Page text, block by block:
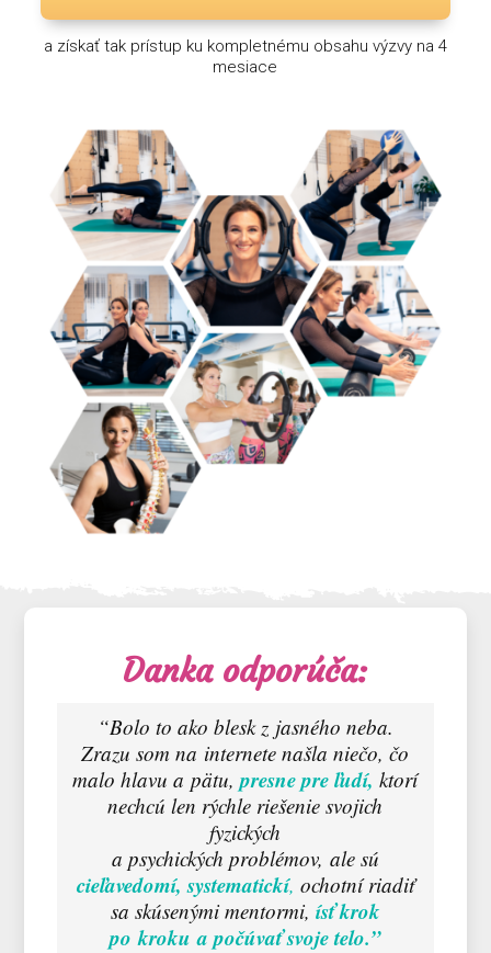
a získať tak prístup ku kompletnému obsahu výzvy na 4
mesiace
Danka odporúča:
“Bolo to ako blesk z jasného neba.
Zrazu som na internete našla niečo, čo
malo hlavu a pätu,presne pre ľudí, ktorí
nechcú len rýchle riešenie svojich
fyzických
a psychických problémov, ale sú
cieľavedomí, systematickí, ochotní riadiť
sa skúsenými mentormi, ísť krok
po krokua počúvať svoje telo.”